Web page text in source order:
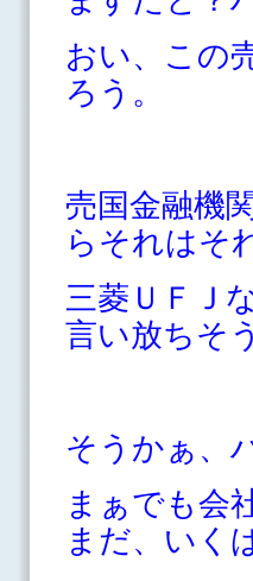
おい、この
ろう。
売国金融機
らそれはそ
三菱ＵＦＪ
言い放ちそ
そうかぁ、
まぁでも会
まだ、いく